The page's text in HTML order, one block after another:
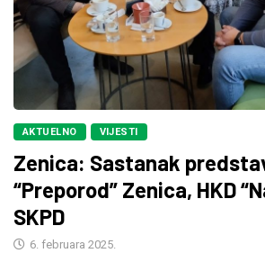
AKTUELNO VIJESTI
Zenica: Sastanak
“Preporod” Zenica, HKD
SKPD
6. februara 2025.